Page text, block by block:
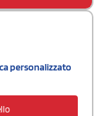
personalizzato